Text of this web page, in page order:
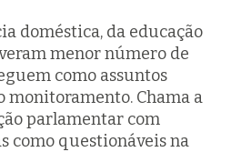
doméstica, da educação
menor número de
como assuntos
monitoramento. Chama a
parlamentar com
como questionáveis na